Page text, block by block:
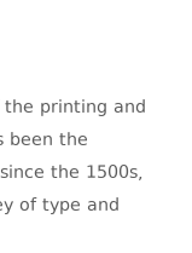
printing and
been the
the 1500s,
of type and